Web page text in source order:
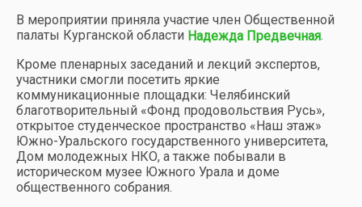
В мероприятии приняла участие член Общественной
палаты Курганской области Надежда Предвечная.
Кроме пленарных заседаний и лекций экспертов,
участники смогли посетить яркие
коммуникационные площадки: Челябинский
благотворительный «Фонд продовольствия Русь»,
открытое студенческое пространство «Наш этаж»
Южно-Уральского государственного университета,
Дом молодежных НКО, а также побывали в
историческом музее Южного Урала и доме
общественного собрания.